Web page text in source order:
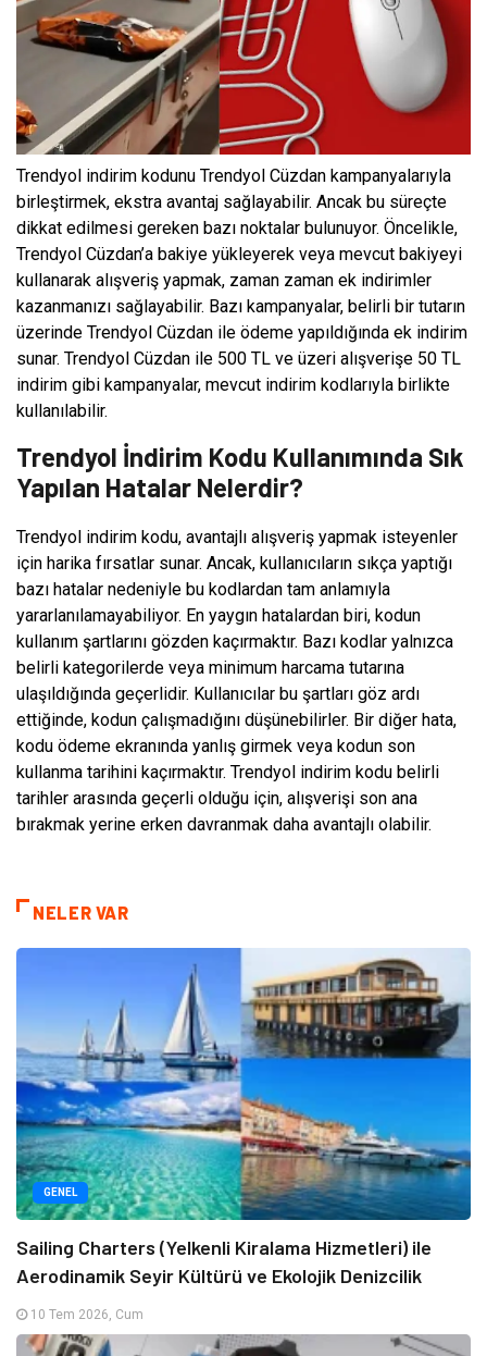
Trendyol indirim kodunu Trendyol Cüzdan kampanyalarıyla
birleştirmek, ekstra avantaj sağlayabilir. Ancak bu süreçte
dikkat edilmesi gereken bazı noktalar bulunuyor. Öncelikle,
Trendyol Cüzdan’a bakiye yükleyerek veya mevcut bakiyeyi
kullanarak alışveriş yapmak, zaman zaman ek indirimler
kazanmanızı sağlayabilir. Bazı kampanyalar, belirli bir tutarın
üzerinde Trendyol Cüzdan ile ödeme yapıldığında ek indirim
sunar. Trendyol Cüzdan ile 500 TL ve üzeri alışverişe 50 TL
indirim gibi kampanyalar, mevcut indirim kodlarıyla birlikte
kullanılabilir.
Trendyol İndirim Kodu Kullanımında Sık
Yapılan Hatalar Nelerdir?
Trendyol indirim kodu, avantajlı alışveriş yapmak isteyenler
için harika fırsatlar sunar. Ancak, kullanıcıların sıkça yaptığı
bazı hatalar nedeniyle bu kodlardan tam anlamıyla
yararlanılamayabiliyor. En yaygın hatalardan biri, kodun
kullanım şartlarını gözden kaçırmaktır. Bazı kodlar yalnızca
belirli kategorilerde veya minimum harcama tutarına
ulaşıldığında geçerlidir. Kullanıcılar bu şartları göz ardı
ettiğinde, kodun çalışmadığını düşünebilirler. Bir diğer hata,
kodu ödeme ekranında yanlış girmek veya kodun son
kullanma tarihini kaçırmaktır. Trendyol indirim kodu belirli
tarihler arasında geçerli olduğu için, alışverişi son ana
bırakmak yerine erken davranmak daha avantajlı olabilir.
NELER VAR
GENEL
Sailing Charters (Yelkenli Kiralama Hizmetleri) ile
Aerodinamik Seyir Kültürü ve Ekolojik Denizcilik
10 Tem 2026, Cum